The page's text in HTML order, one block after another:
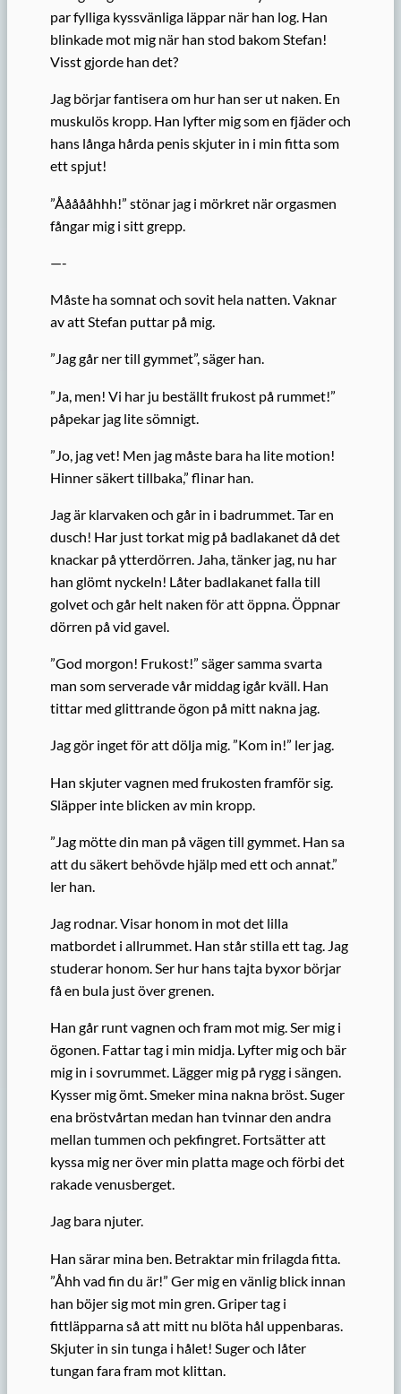
par fylliga kyssvänliga läppar när han log. Han
blinkade mot mig när han stod bakom Stefan!
Visst gjorde han det?
Jag börjar fantisera om hur han ser ut naken. En
muskulös kropp. Han lyfter mig som en fjäder och
hans långa hårda penis skjuter in i min fitta som
ett spjut!
”Åååååhhh!” stönar jag i mörkret när orgasmen
fångar mig i sitt grepp.
—-
Måste ha somnat och sovit hela natten. Vaknar
av att Stefan puttar på mig.
”Jag går ner till gymmet”, säger han.
”Ja, men! Vi har ju beställt frukost på rummet!”
påpekar jag lite sömnigt.
”Jo, jag vet! Men jag måste bara ha lite motion!
Hinner säkert tillbaka,” flinar han.
Jag är klarvaken och går in i badrummet. Tar en
dusch! Har just torkat mig på badlakanet då det
knackar på ytterdörren. Jaha, tänker jag, nu har
han glömt nyckeln! Låter badlakanet falla till
golvet och går helt naken för att öppna. Öppnar
dörren på vid gavel.
”God morgon! Frukost!” säger samma svarta
man som serverade vår middag igår kväll. Han
tittar med glittrande ögon på mitt nakna jag.
Jag gör inget för att dölja mig. ”Kom in!” ler jag.
Han skjuter vagnen med frukosten framför sig.
Släpper inte blicken av min kropp.
”Jag mötte din man på vägen till gymmet. Han sa
att du säkert behövde hjälp med ett och annat.”
ler han.
Jag rodnar. Visar honom in mot det lilla
matbordet i allrummet. Han står stilla ett tag. Jag
studerar honom. Ser hur hans tajta byxor börjar
få en bula just över grenen.
Han går runt vagnen och fram mot mig. Ser mig i
ögonen. Fattar tag i min midja. Lyfter mig och bär
mig in i sovrummet. Lägger mig på rygg i sängen.
Kysser mig ömt. Smeker mina nakna bröst. Suger
ena bröstvårtan medan han tvinnar den andra
mellan tummen och pekfingret. Fortsätter att
kyssa mig ner över min platta mage och förbi det
rakade venusberget.
Jag bara njuter.
Han särar mina ben. Betraktar min frilagda fitta.
”Åhh vad fin du är!” Ger mig en vänlig blick innan
han böjer sig mot min gren. Griper tag i
fittläpparna så att mitt nu blöta hål uppenbaras.
Skjuter in sin tunga i hålet! Suger och låter
tungan fara fram mot klittan.